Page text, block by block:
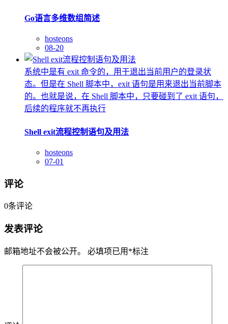
Go语言多维数组简述
hosteons
08-20
系统中是有 exit 命令的，用于退出当前用户的登录状
态。但是在 Shell 脚本中，exit 语句是用来退出当前脚本
的。也就是说，在 Shell 脚本中，只要碰到了 exit 语句，
后续的程序就不再执行
Shell exit流程控制语句及用法
hosteons
07-01
评论
0条评论
发表评论
邮箱地址不会被公开。 必填项已用 *标注